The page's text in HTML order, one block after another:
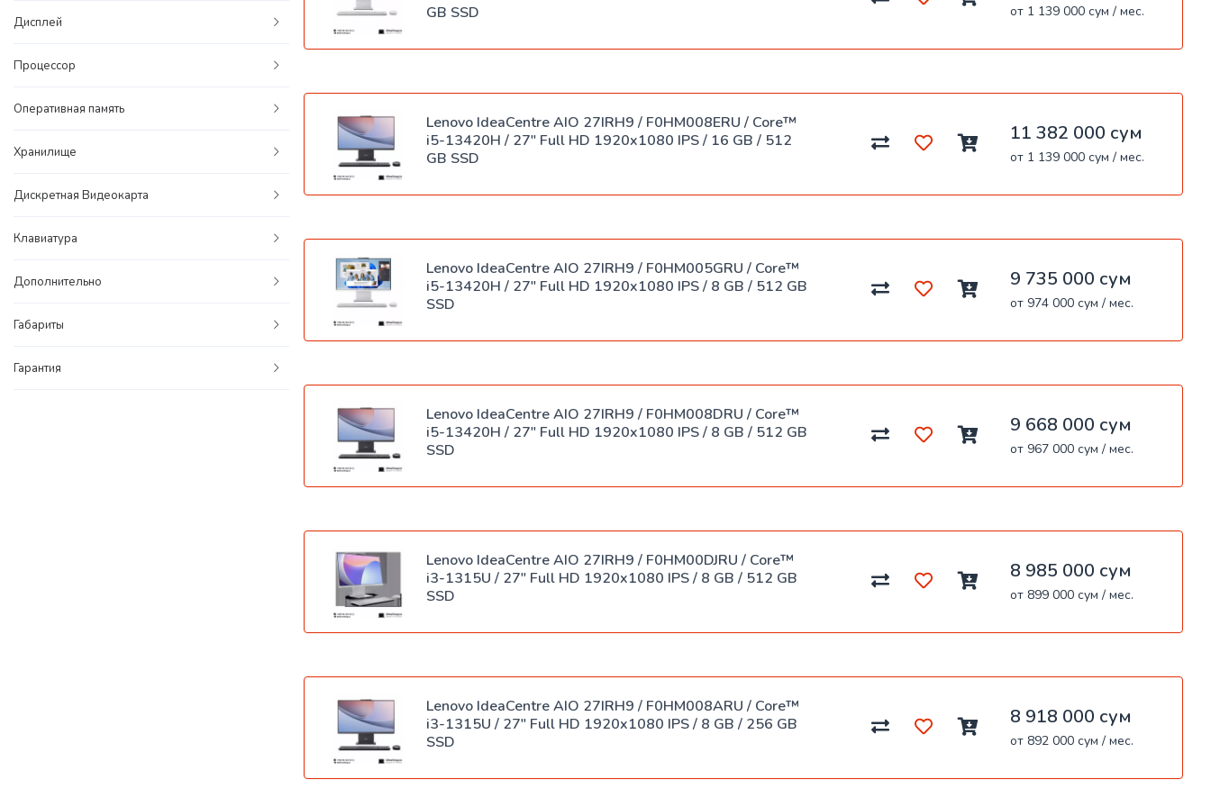
Клавиатура
Клавиатура
Сумки
Наклейки
Коврики
USB-хабы
SSD
Переходники
Дисплей
Процессор
Оперативная память
Хранилище
Дискретная Видеокарта
Клавиатура
Дополнительно
Габариты
Гарантия
GB SSD
от 1 139 000 сум / мес.
Lenovo IdeaCentre AIO 27IRH9 / F0HM008ERU / Core™
i5-13420H / 27" Full HD 1920x1080 IPS / 16 GB / 512
GB SSD
11 382 000 сум
от 1 139 000 сум / мес.
Lenovo IdeaCentre AIO 27IRH9 / F0HM005GRU / Core™
i5-13420H / 27" Full HD 1920x1080 IPS / 8 GB / 512 GB
SSD
9 735 000 сум
от 974 000 сум / мес.
Lenovo IdeaCentre AIO 27IRH9 / F0HM008DRU / Core™
i5-13420H / 27" Full HD 1920x1080 IPS / 8 GB / 512 GB
SSD
9 668 000 сум
от 967 000 сум / мес.
Lenovo IdeaCentre AIO 27IRH9 / F0HM00DJRU / Core™
i3-1315U / 27" Full HD 1920x1080 IPS / 8 GB / 512 GB
SSD
8 985 000 сум
от 899 000 сум / мес.
Lenovo IdeaCentre AIO 27IRH9 / F0HM008ARU / Core™
i3-1315U / 27" Full HD 1920x1080 IPS / 8 GB / 256 GB
SSD
8 918 000 сум
от 892 000 сум / мес.